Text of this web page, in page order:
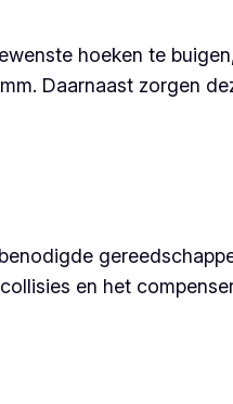
hoeken te
Daarnaast zorgen
en het